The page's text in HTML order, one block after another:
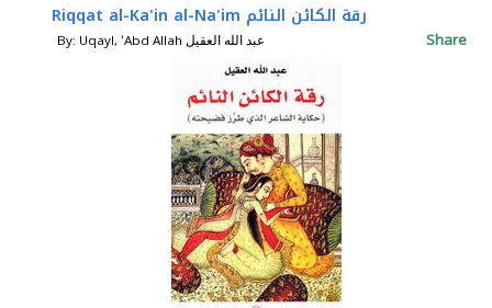
Riqqat al-Ka'in al-Na'im رقة الكائن النائم
By: Uqayl, ʻAbd Allah عبد الله العقيل Share